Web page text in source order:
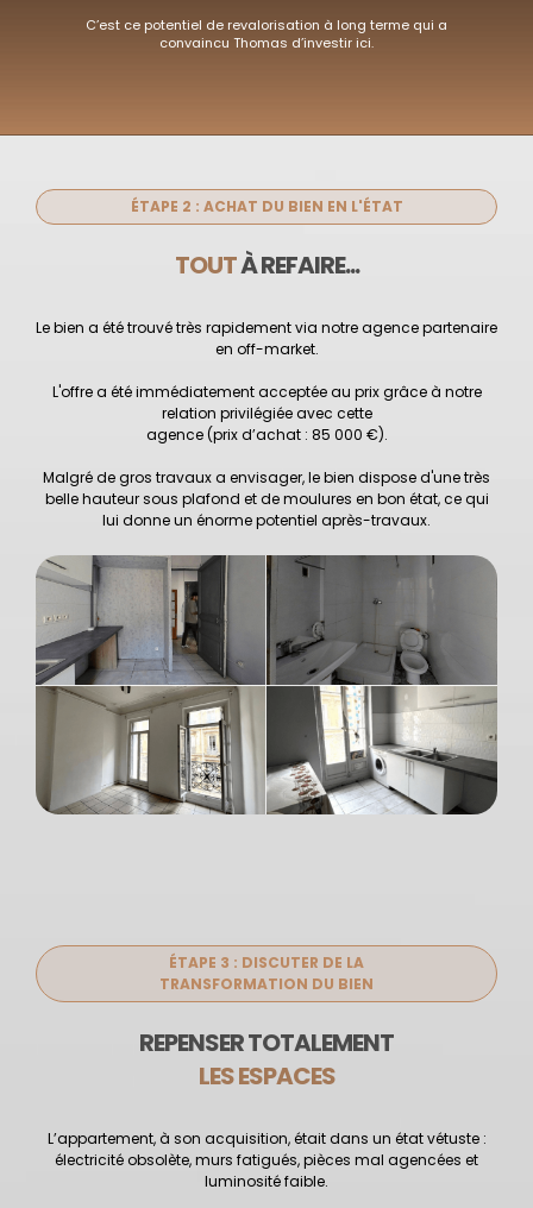
C’est ce potentiel de revalorisation à long terme qui a
convaincu Thomas d’investir ici.
ÉTAPE 2 : ACHAT DU BIEN EN L'ÉTAT
TOUTÀ REFAIRE...
Le bien a été trouvé très rapidement via notre agence partenaire
en off-market.
L'offre a été immédiatement acceptée au prix grâce à notre
relation privilégiée avec cette
agence (prix d’achat : 85 000 €).
Malgré de gros travaux a envisager, le bien dispose d'une très
belle hauteur sous plafond et de moulures en bon état, ce qui
lui donne un énorme potentiel après-travaux.
ÉTAPE 3 : DISCUTER DE LA
TRANSFORMATION DU BIEN
REPENSER TOTALEMENT
LES ESPACES
L’appartement, à son acquisition, était dans un état vétuste :
électricité obsolète, murs fatigués, pièces mal agencées et
luminosité faible.